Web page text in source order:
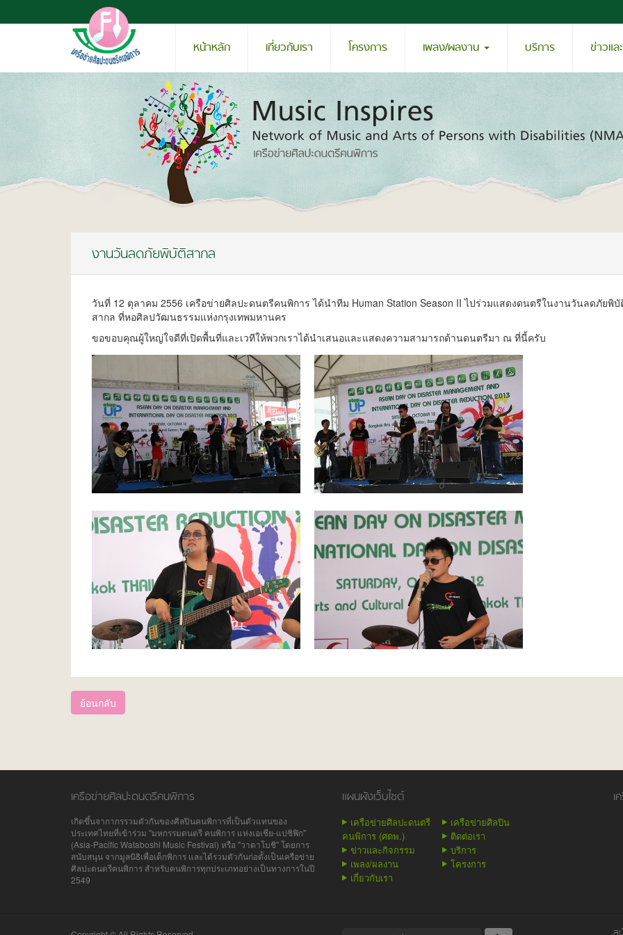
หน้าหลัก เกี่ยวกับเรา โครงการ เพลง/ผลงาน บริการ ข่าวแล
งานวันลดภัยพิบัติสากล
วันที่ 12 ตุลาคม 2556 เครือข่ายศิลปะดนตรีคนพิการ ได้นำทีม Human Station Season II ไปร่วมแสดงดนตรีในงานวันลดภัยพิบั
สากล ที่หอศิลปวัฒนธรรมแห่งกรุงเทพมหานคร
ขอขอบคุณผู้ใหญ่ใจดีที่เปิดพื้นที่และเวทีให้พวกเราได้นำเสนอและแสดงความสามารถด้านดนตรีมา ณ ที่นี้ครับ
ย้อนกลับ
เครือข่ายศิลปะดนตรีคนพิการ
เกิดขึ้นจากากรรวมตัวกันของศิลปินคนพิการที่เป็นตัวแทนของ
ประเทศไทยที่เข้าร่วม "มหกรรมดนตรี คนพิการ แห่งเอเชีย-แปซิฟิก"
(Asia-Pacific Wataboshi Music Festival) หรือ "วาตาโบชิ" โดยการ
สนับสนุน จากมูลนิธิเพื่อเด็กพิการ และได้รวมตัวกันก่อตั้งเป็นเครือข่าย
ศิลปะดนตรีคนพิการ สำหรับคนพิการทุกประเภทอย่างเป็นทางการในปี
2549
แผนผังเว็บไซต์
เครือข่ายศิลปะดนตรี
คนพิการ (ศดพ.)
เครือข่ายศิลปิน
ติดต่อเรา
ข่าวและกิจกรรม
บริการ
เพลง/ผลงาน
โครงการ
เกี่ยวกับเรา
เ